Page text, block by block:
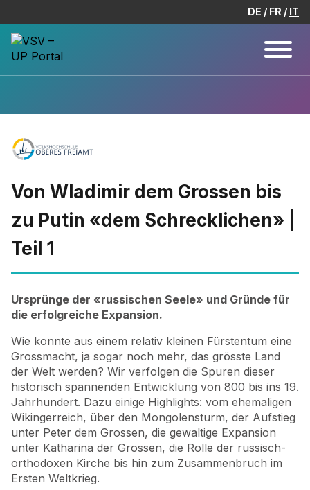
DE FR IT
Von Wladimir dem Grossen bis
zu Putin «dem Schrecklichen» |
Teil 1
Ursprünge der «russischen Seele» und Gründe für
die erfolgreiche Expansion.
Wie konnte aus einem relativ kleinen Fürstentum eine
Grossmacht, ja sogar noch mehr, das grösste Land
der Welt werden? Wir verfolgen die Spuren dieser
historisch spannenden Entwicklung von 800 bis ins 19.
Jahrhundert. Dazu einige Highlights: vom ehemaligen
Wikingerreich, über den Mongolensturm, der Aufstieg
unter Peter dem Grossen, die gewaltige Expansion
unter Katharina der Grossen, die Rolle der russisch-
orthodoxen Kirche bis hin zum Zusammenbruch im
Ersten Weltkrieg.